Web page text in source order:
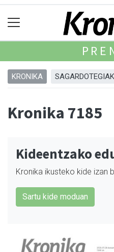
KRONIKA SAGARDOTEGIAK
Kronika 7185
Kideentzako
Kronika ikusteko kide izan
Sartu kide moduan